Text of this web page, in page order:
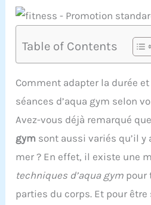
Table of Contents
Comment adapter la durée
séances d’aqua gym selon
Avez-vous déjà remarqué
gym sont aussi variés qu’il y
mer ? En effet, il existe une
techniques d’aqua gym pour
parties du corps. Et pour